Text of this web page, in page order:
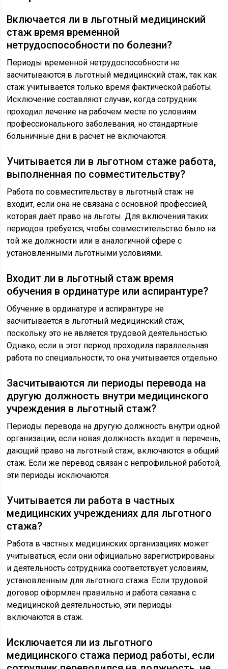
Включается ли в льготный медицинский
стаж время временной
нетрудоспособности по болезни?
Периоды временной нетрудоспособности не
засчитываются в льготный медицинский стаж, так как
стаж учитывается только время фактической работы.
Исключение составляют случаи, когда сотрудник
проходил лечение на рабочем месте по условиям
профессионального заболевания, но стандартные
больничные дни в расчет не включаются.
Учитывается ли в льготном стаже работа,
выполненная по совместительству?
Работа по совместительству в льготный стаж не
входит, если она не связана с основной профессией,
которая даёт право на льготы. Для включения таких
периодов требуется, чтобы совместительство было на
той же должности или в аналогичной сфере с
установленными льготными условиями.
Входит ли в льготный стаж время
обучения в ординатуре или аспирантуре?
Обучение в ординатуре и аспирантуре не
засчитывается в льготный медицинский стаж,
поскольку это не является трудовой деятельностью.
Однако, если в этот период проходила параллельная
работа по специальности, то она учитывается отдельно.
Засчитываются ли периоды перевода на
другую должность внутри медицинского
учреждения в льготный стаж?
Периоды перевода на другую должность внутри одной
организации, если новая должность входит в перечень,
дающий право на льготный стаж, включаются в общий
стаж. Если же перевод связан с непрофильной работой,
эти периоды исключаются.
Учитывается ли работа в частных
медицинских учреждениях для льготного
стажа?
Работа в частных медицинских организациях может
учитываться, если они официально зарегистрированы
и деятельность сотрудника соответствует условиям,
установленным для льготного стажа. Если трудовой
договор оформлен правильно и работа связана с
медицинской деятельностью, эти периоды
включаются в стаж.
Исключается ли из льготного
медицинского стажа период работы, если